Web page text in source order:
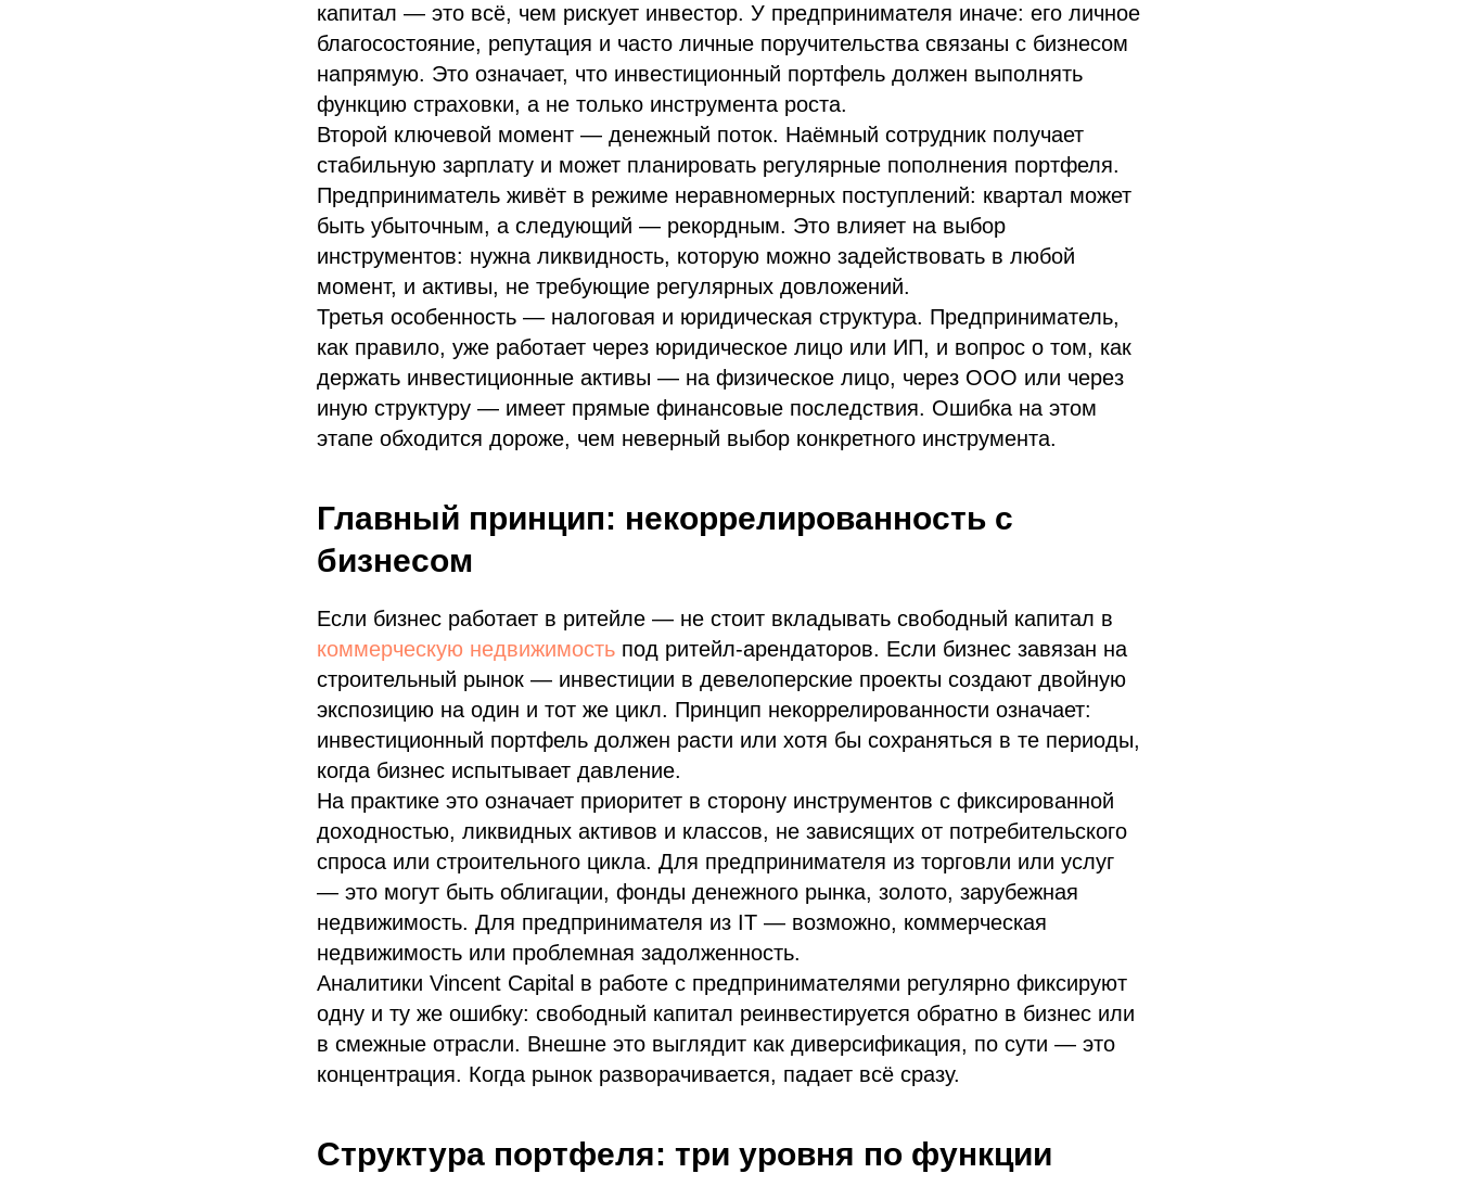
капитал — это всё, чем рискует инвестор. У предпринимателя иначе: его личное
благосостояние, репутация и часто личные поручительства связаны с бизнесом
напрямую. Это означает, что инвестиционный портфель должен выполнять
функцию страховки, а не только инструмента роста.
Второй ключевой момент — денежный поток. Наёмный сотрудник получает
стабильную зарплату и может планировать регулярные пополнения портфеля.
Предприниматель живёт в режиме неравномерных поступлений: квартал может
быть убыточным, а следующий — рекордным. Это влияет на выбор
инструментов: нужна ликвидность, которую можно задействовать в любой
момент, и активы, не требующие регулярных довложений.
Третья особенность — налоговая и юридическая структура. Предприниматель,
как правило, уже работает через юридическое лицо или ИП, и вопрос о том, как
держать инвестиционные активы — на физическое лицо, через ООО или через
иную структуру — имеет прямые финансовые последствия. Ошибка на этом
этапе обходится дороже, чем неверный выбор конкретного инструмента.
Главный принцип: некоррелированность с
бизнесом
Если бизнес работает в ритейле — не стоит вкладывать свободный капитал в
коммерческую недвижимость под ритейл-арендаторов. Если бизнес завязан на
строительный рынок — инвестиции в девелоперские проекты создают двойную
экспозицию на один и тот же цикл. Принцип некоррелированности означает:
инвестиционный портфель должен расти или хотя бы сохраняться в те периоды,
когда бизнес испытывает давление.
На практике это означает приоритет в сторону инструментов с фиксированной
доходностью, ликвидных активов и классов, не зависящих от потребительского
спроса или строительного цикла. Для предпринимателя из торговли или услуг
— это могут быть облигации, фонды денежного рынка, золото, зарубежная
недвижимость. Для предпринимателя из IT — возможно, коммерческая
недвижимость или проблемная задолженность.
Аналитики Vincent Capital в работе с предпринимателями регулярно фиксируют
одну и ту же ошибку: свободный капитал реинвестируется обратно в бизнес или
в смежные отрасли. Внешне это выглядит как диверсификация, по сути — это
концентрация. Когда рынок разворачивается, падает всё сразу.
Структура портфеля: три уровня по функции